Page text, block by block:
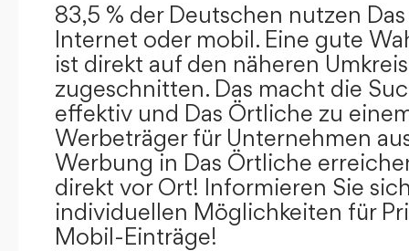
83,5 % der Deutschen nutzen
Internet oder mobil. Eine gute
ist direkt auf den näheren
zugeschnitten. Das macht die
effektiv und Das Örtliche zu
Werbeträger für Unternehmen
Werbung in Das Örtliche
direkt vor Ort! Informieren Sie
individuellen Möglichkeiten für
Mobil-Einträge!